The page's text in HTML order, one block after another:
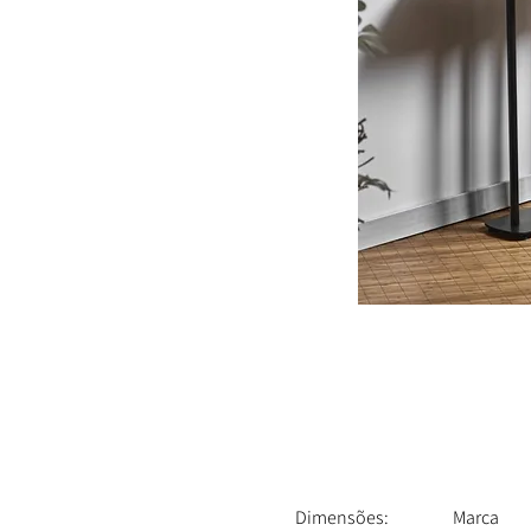
Dimensões: Marca